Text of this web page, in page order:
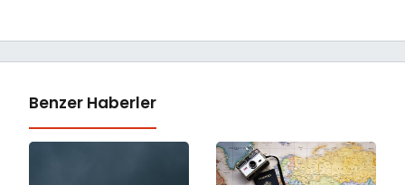
Benzer Haberler